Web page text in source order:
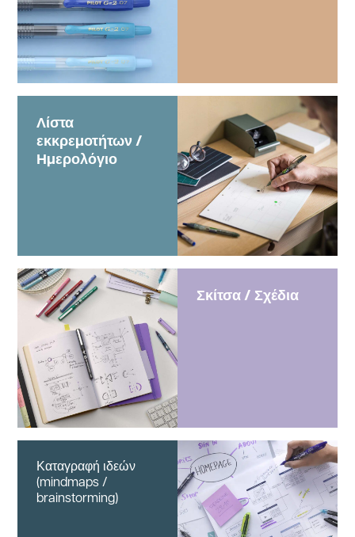
Λίστα
εκκρεμοτήτων /
Ημερολόγιο
Σκίτσα / Σχέδια
Καταγραφή ιδεών
(mindmaps /
brainstorming)